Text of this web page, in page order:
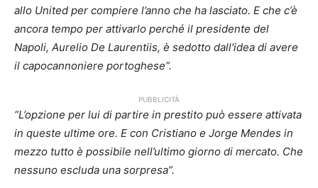
allo United per compiere l’anno che ha lasciato. E che c’è
ancora tempo per attivarlo perché il presidente del
Napoli, Aurelio De Laurentiis, è sedotto dall’idea di avere
il capocannoniere portoghese”.
PUBBLICITÀ
“L’opzione per lui di partire in prestito può essere attivata
in queste ultime ore. E con Cristiano e Jorge Mendes in
mezzo tutto è possibile nell’ultimo giorno di mercato. Che
nessuno escluda una sorpresa”.